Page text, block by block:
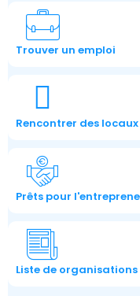
Trouver un emploi
Rencontrer des locaux
Prêts pour
Liste de organisations